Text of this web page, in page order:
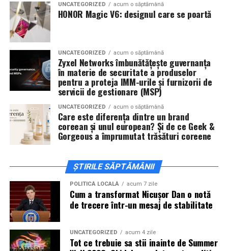
De „Ziua Îndrăgostiților”, pe14 februarie, în Cinema
City Iulius Mall Suceava, de la 18:30, spectatorii sunt
invitați la film alături de regizorul
actoriiSergiu Costache, Vlad si Oana Gherman,
Alexandra Răduță.
Cineplexx Băneasa Shopping City
Bucureștigăzduiește o proiecție specială în prezența
întregii echipe pe15 februarie, de la 17:30.
ÎnCraiova , regizorul Paul Decuși actorii Sergiu
Costache, Azaleea Necula și Oana Gherman vor
Mall pe 16 februarie de la ora 18:00.
ActoriiVlad Gherman, Oana Gherman și Ioana
Ginghinăvin la întâlnirea cu publicul dinCinema City
Vivo! Pitești pe 17 februarie, de la 18:30și vor
participa la o discuție după proiecție, alături de
regizorulPaul Decu.
UNCATEGORIZED acum o săptămână
HONOR Magic V6: designul care se poartă
UNCATEGORIZED acum o săptămână
Zyxel Networks îmbunătățește guvernanța
în materie de securitate a produselor
pentru a proteja IMM-urile și furnizorii de
servicii de gestionare (MSP)
UNCATEGORIZED acum o săptămână
Care este diferența dintre un brand
coreean și unul european? Și de ce Geek &
Gorgeous a împrumutat trăsături coreene
ȘTIRILE SĂPTĂMÂNII
POLITICĂ LOCALĂ acum 7 zile
Cum a transformat Nicușor Dan o notă
de trecere într-un mesaj de stabilitate
UNCATEGORIZED acum 4 zile
Tot ce trebuie sa stii inainte de Summer